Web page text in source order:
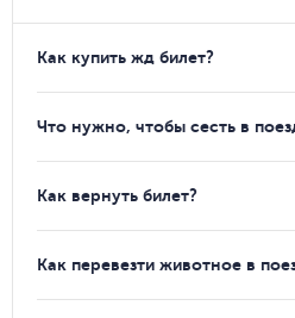
Как купить жд билет?
Что нужно, чтобы сесть в
Как вернуть билет?
Как перевезти животное в